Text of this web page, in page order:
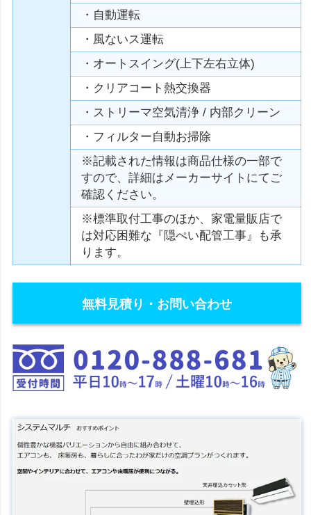
・自動運転
・風ないス運転
・オートスイング(上下左右立体)
・クリアコート熱交換器
・ストリーマ空気清浄 / 内部クリーン
・フィルター自動お掃除
※記載された情報は商品仕様の一部で
すので、詳細はメーカーサイトにてご
確認ください。
※標準取付工事のほか、家電量販店で
は対応困難な『隠ぺい配管工事』も承
ります。
無料見積り・お問い合わせ